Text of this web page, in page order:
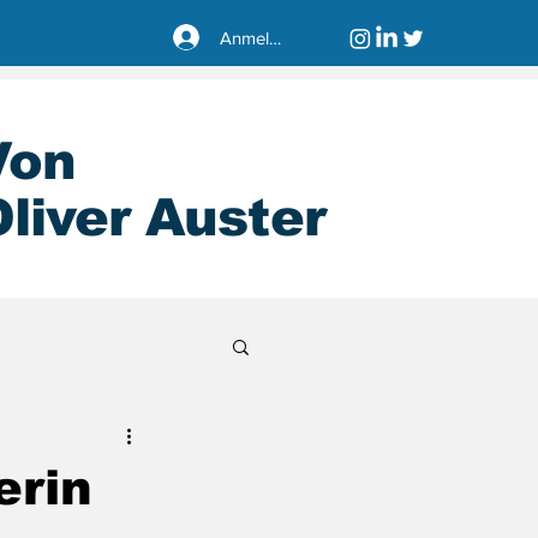
Anmelden
Auster